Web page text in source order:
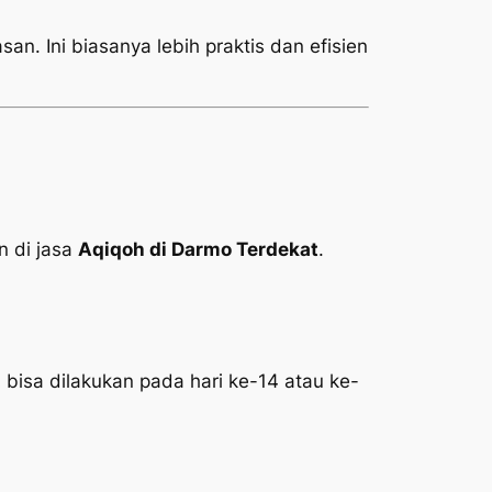
Ini biasanya lebih praktis dan efisien
di jasa Aqiqoh di Darmo Terdekat.
dilakukan pada hari ke-14 atau ke-